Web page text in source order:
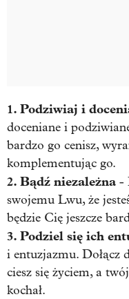
1. Podziwiaj i
doceniane i
bardzo go cenisz,
komplementując go.
2. Bądź niezależna -
swojemu Lwu, że
będzie Cię jeszcze
3. Podziel się ich
i entuzjazmu. Dołącz
ciesz się życiem, a
kochał.